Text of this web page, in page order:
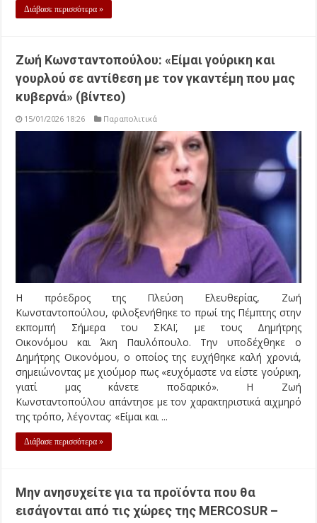
Διάβασε περισσότερα »
Ζωή Κωνσταντοπούλου: «Είμαι γούρικη και
γουρλού σε αντίθεση με τον γκαντέμη που μας
κυβερνά» (βίντεο)
15/01/2026 18:26 Παραπολιτικά
Η πρόεδρος της Πλεύση Ελευθερίας, Ζωή
Κωνσταντοπούλου, φιλοξενήθηκε το πρωί της Πέμπτης στην
εκπομπή Σήμερα του ΣΚΑΪ, με τους Δημήτρης
Οικονόμου και Άκη Παυλόπουλο. Την υποδέχθηκε ο
Δημήτρης Οικονόμου, ο οποίος της ευχήθηκε καλή χρονιά,
σημειώνοντας με χιούμορ πως «ευχόμαστε να είστε γούρικη,
γιατί μας κάνετε ποδαρικό». Η Ζωή
Κωνσταντοπούλου απάντησε με τον χαρακτηριστικά αιχμηρό
της τρόπο, λέγοντας: «Είμαι και ...
Διάβασε περισσότερα »
Μην ανησυχείτε για τα προϊόντα που θα
εισάγονται από τις χώρες της MERCOSUR –